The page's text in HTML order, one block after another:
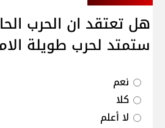
هل تعتقد ان الحرب
ستمتد لحرب طويلة
نعم
كلا
لا أعلم